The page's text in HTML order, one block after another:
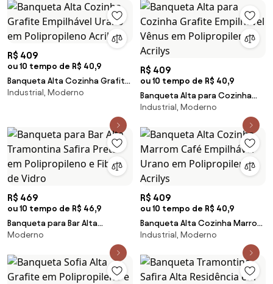
R$ 409
ou 10 tempo de R$ 40,9
Banqueta Alta Cozinha Grafite
Empilhável Urano em
Industrial, Moderno
R$ 409
ou 10 tempo de R$ 40,9
Banqueta Alta para Cozinha
Grafite Empilhável Vênus em
Industrial, Moderno
R$ 469
ou 10 tempo de R$ 46,9
Banqueta para Bar Alta
Tramontina Safira Preta em
Polipropileno e Fibra de Vidro
Moderno
R$ 409
ou 10 tempo de R$ 40,9
Banqueta Alta Cozinha Marrom
Café Empilhável Urano em
Industrial, Moderno